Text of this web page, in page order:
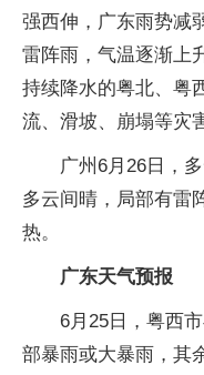
强西伸，广东雨势减
雷阵雨，气温逐渐上
持续降水的粤北、粤
流、滑坡、崩塌等灾
广州6月26日，
多云间晴，局部有雷
热。
广东天气预报
6月25日，粤西
部暴雨或大暴雨，其